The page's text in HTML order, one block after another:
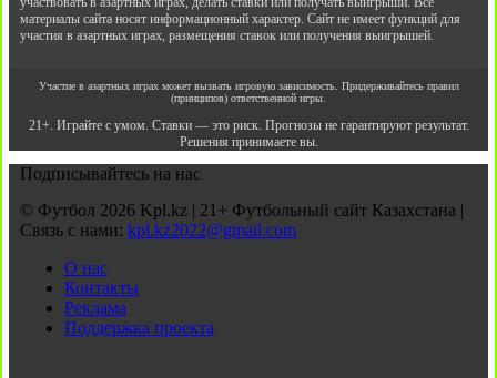
материалы сайта носят информационный характер. Сайт не имеет функций для
участия в азартных играх, размещения ставок или получения выигрышей.
Участие в азартных играх может вызвать игровую зависимость. Придерживайтесь правил
(принципов) ответственной игры.
21+. Играйте с умом. Ставки — это риск. Прогнозы не гарантируют результат.
Решения принимаете вы.
Подписывайтесь на нас
© Футбол 2026 Kpl.kz | 21+ Футбольный сайт Казахстана |
Связь с нами: kpl.kz2022@gmail.com
О нас
Контакты
Реклама
Поддержка проекта